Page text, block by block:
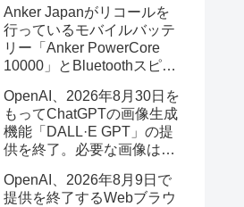
Anker Japanがリコールを
行っているモバイルバッテ
リー「Anker PowerCore
10000」とBluetoothスピー
辺を焼損する火災が6月に3
件発生していたそうなので
注意を。
OpenAI、2026年8月30日を
もってChatGPTの画像生成
機能「DALL·E GPT」の提
供を終了。必要な画像は期
OpenAI、2026年8月9日で
提供を終了するWebブラウ